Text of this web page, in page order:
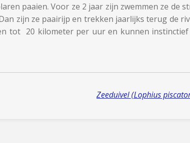
paaien. Voor ze 2 jaar zijn zwemmen ze de
zijn ze paairijp en trekken jaarlijks terug de
tot 20 kilometer per uur en kunnen
Zeeduivel (Lophius